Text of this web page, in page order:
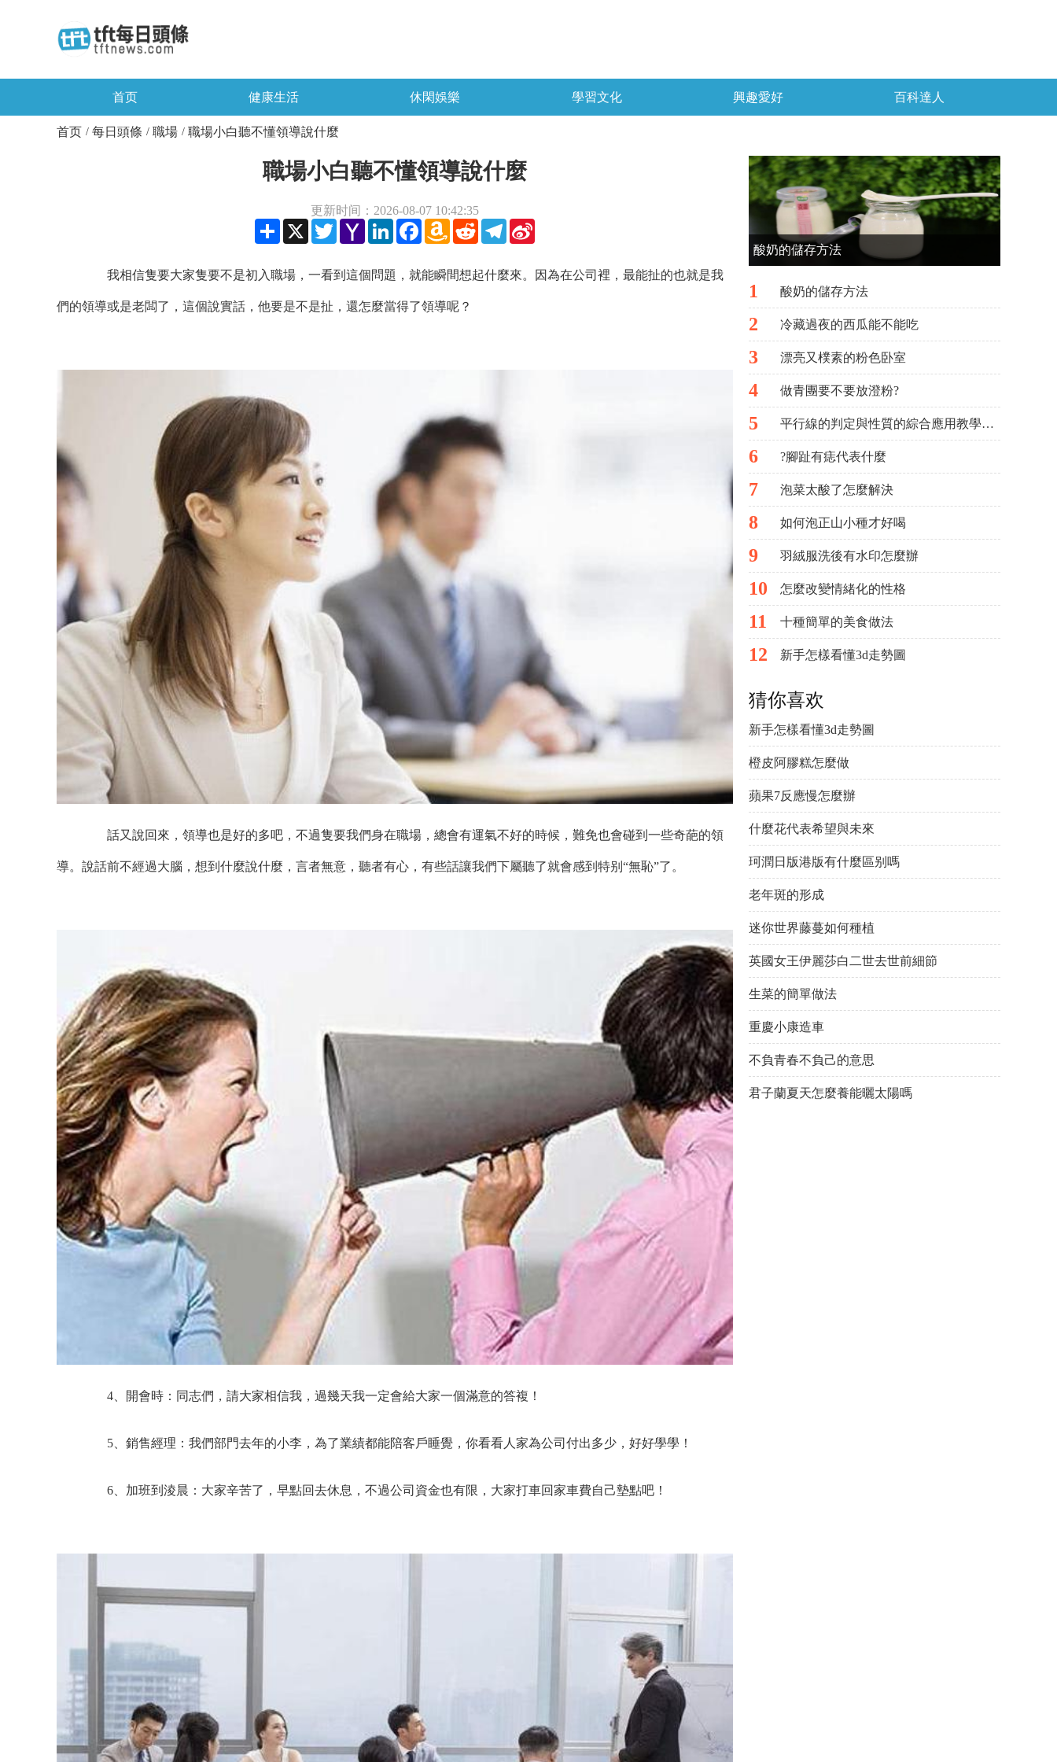
首页 健康生活 休閑娛樂 學習文化 興趣愛好 百科達人
首页 / 每日頭條 / 職場 / 職場小白聽不懂領導說什麼
職場小白聽不懂領導說什麼
更新时间：2026-08-07 10:42:35
Share X TwitterYahoo
Mail
LinkedInFacebookAmazon
Wish
Reddit Telegram
我相信隻要大家隻要不是初入職場，一看到這個問題，就能瞬間想起什麼來。因為在公司裡，最能扯的也就是我
們的領導或是老闆了，這個說實話，他要是不是扯，還怎麼當得了領導呢？
話又說回來，領導也是好的多吧，不過隻要我們身在職場，總會有運氣不好的時候，難免也會碰到一些奇葩的領
導。說話前不經過大腦，想到什麼說什麼，言者無意，聽者有心，有些話讓我們下屬聽了就會感到特别“無恥”了。
4、開會時：同志們，請大家相信我，過幾天我一定會給大家一個滿意的答複！
5、銷售經理：我們部門去年的小李，為了業績都能陪客戶睡覺，你看看人家為公司付出多少，好好學學！
6、加班到淩晨：大家辛苦了，早點回去休息，不過公司資金也有限，大家打車回家車費自己墊點吧！
酸奶的儲存方法
1 酸奶的儲存方法
2 冷藏過夜的西瓜能不能吃
3 漂亮又樸素的粉色卧室
4 做青團要不要放澄粉?
5 平行線的判定與性質的綜合應用教學反思
6 ?腳趾有痣代表什麼
7 泡菜太酸了怎麼解決
8 如何泡正山小種才好喝
9 羽絨服洗後有水印怎麼辦
10 怎麼改變情緒化的性格
11 十種簡單的美食做法
12 新手怎樣看懂3d走勢圖
猜你喜欢
新手怎樣看懂3d走勢圖
橙皮阿膠糕怎麼做
蘋果7反應慢怎麼辦
什麼花代表希望與未來
珂潤日版港版有什麼區别嗎
老年斑的形成
迷你世界藤蔓如何種植
英國女王伊麗莎白二世去世前細節
生菜的簡單做法
重慶小康造車
不負青春不負己的意思
君子蘭夏天怎麼養能曬太陽嗎